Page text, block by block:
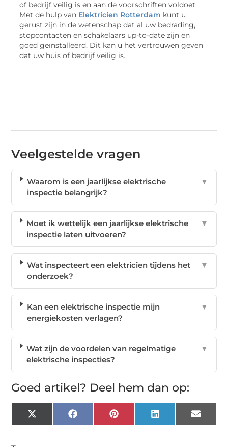
of bedrijf veilig is en aan de voorschriften voldoet.
Met de hulp van Elektricien Rotterdam kunt u
gerust zijn in de wetenschap dat al uw bedrading,
stopcontacten en schakelaars up-to-date zijn en
goed geïnstalleerd. Dit kan u het vertrouwen geven
dat uw huis of bedrijf veilig is.
Veelgestelde vragen
Waarom is een jaarlijkse elektrische
inspectie belangrijk?
▼
Moet ik wettelijk een jaarlijkse elektrische
inspectie laten uitvoeren?
▼
Wat inspecteert een elektricien tijdens het
onderzoek?
▼
Kan een elektrische inspectie mijn
energiekosten verlagen?
▼
Wat zijn de voordelen van regelmatige
elektrische inspecties?
▼
Goed artikel? Deel hem dan op:
X
(Twitter)
FacebookPinterest LinkedIn Email